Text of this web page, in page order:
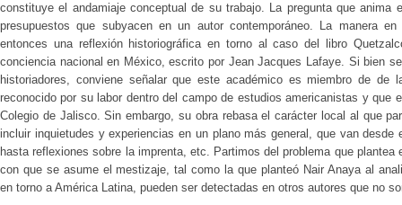
constituye el andamiaje conceptual de su trabajo. La pregunta que
presupuestos que subyacen en un autor contemporáneo. La manera
entonces una reflexión historiográfica en torno al caso del libro
conciencia nacional en México, escrito por Jean Jacques Lafaye. Si bien
historiadores, conviene señalar que este académico es miembro de de
reconocido por su labor dentro del campo de estudios americanistas y que
Colegio de Jalisco. Sin embargo, su obra rebasa el carácter local al que
incluir inquietudes y experiencias en un plano más general, que van desde
hasta reflexiones sobre la imprenta, etc. Partimos del problema que
con que se asume el mestizaje, tal como la que planteó Nair Anaya al
en torno a América Latina, pueden ser detectadas en otros autores que no